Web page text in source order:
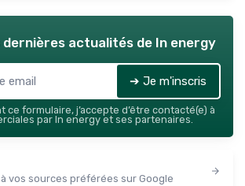
dernières actualités de In energy
➔ Je m'inscris
ce formulaire, j’accepte d’être contacté(e) à
par In energy et ses partenaires.
vos sources préférées sur Google